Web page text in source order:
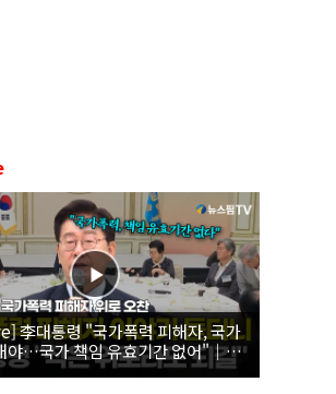
李대통령 "국가폭력 피해자, 국가
야…국가 책임 유효기간 없어"｜
국가폭력 피해자 위로 오찬